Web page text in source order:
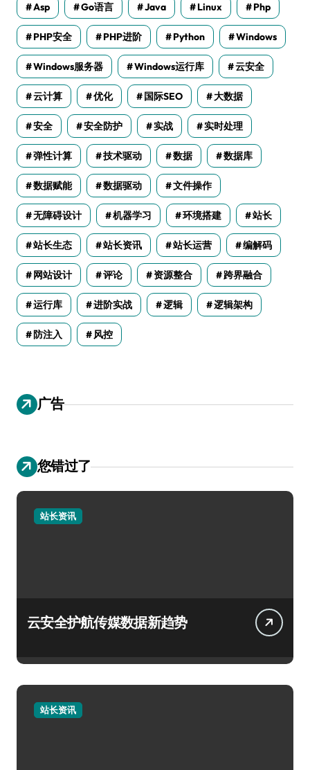
Asp Go语言 Java Linux Php
PHP安全 PHP进阶 Python Windows
Windows服务器 Windows运行库 云安全
云计算 优化 国际SEO 大数据
安全 安全防护 实战 实时处理
弹性计算 技术驱动 数据 数据库
数据赋能 数据驱动 文件操作
无障碍设计 机器学习 环境搭建 站长
站长生态 站长资讯 站长运营 编解码
网站设计 评论 资源整合 跨界融合
运行库 进阶实战 逻辑 逻辑架构
防注入 风控
广告
您错过了
站长资讯
云安全护航传媒数据新趋势
站长资讯